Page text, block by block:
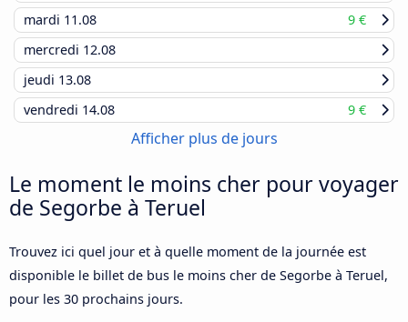
mardi 11.08
9 €
mercredi 12.08
jeudi 13.08
vendredi 14.08 9 €
Afficher plus de jours
Le moment le moins cher pour voyager
de Segorbe à Teruel
Trouvez ici quel jour et à quelle moment de la journée est
disponible le billet de bus le moins cher de Segorbe à Teruel,
pour les 30 prochains jours.